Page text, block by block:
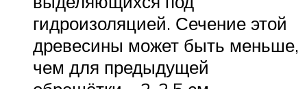
гидроизоляцией. Сечение этой
древесины может быть меньше,
чем для предыдущей